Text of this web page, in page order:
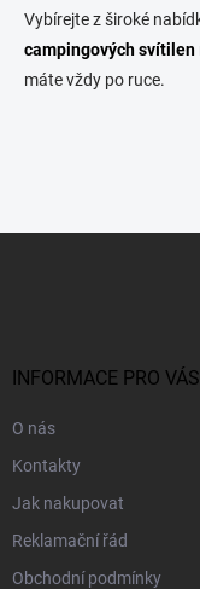
Vybírejte z široké
campingových svítilen
máte vždy po ruce.
INFORMACE PRO VÁS
O nás
Kontakty
Jak nakupovat
Reklamační řád
Obchodní podmínky